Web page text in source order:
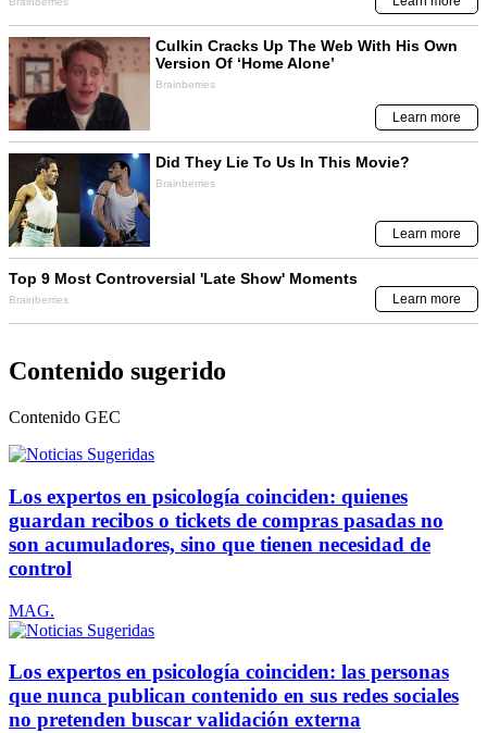
Contenido sugerido
Contenido GEC
Los expertos en psicología coinciden: quienes
guardan recibos o tickets de compras pasadas no
son acumuladores, sino que tienen necesidad de
control
MAG.
Los expertos en psicología coinciden: las personas
que nunca publican contenido en sus redes sociales
no pretenden buscar validación externa